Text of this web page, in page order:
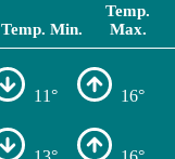
Temp. Min.
Temp.
Max.
11° 16°